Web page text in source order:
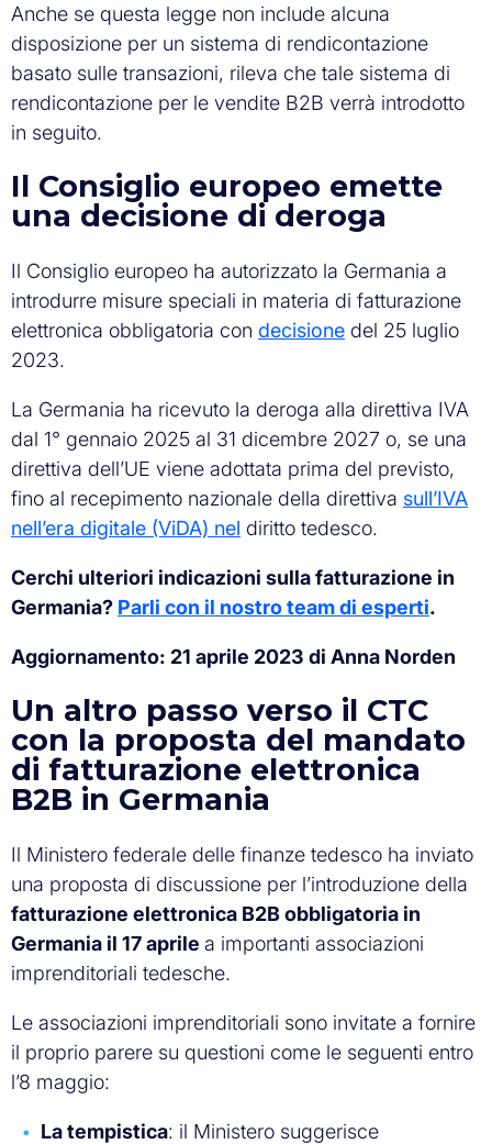
Anche se questa legge non include alcuna
disposizione per un sistema di rendicontazione
basato sulle transazioni, rileva che tale sistema di
rendicontazione per le vendite B2B verrà introdotto
in seguito.
Il Consiglio europeo emette
una decisione di deroga
Il Consiglio europeo ha autorizzato la Germania a
introdurre misure speciali in materia di fatturazione
elettronica obbligatoria con decisione del 25 luglio
2023.
La Germania ha ricevuto la deroga alla direttiva IVA
dal 1° gennaio 2025 al 31 dicembre 2027 o, se una
direttiva dell’UE viene adottata prima del previsto,
fino al recepimento nazionale della direttiva sull’IVA
nell’era digitale (ViDA) nel diritto tedesco.
Cerchi ulteriori indicazioni sulla fatturazione in
Germania? Parli con il nostro team di esperti.
Aggiornamento: 21 aprile 2023 di Anna Norden
Un altro passo verso il CTC
con la proposta del mandato
di fatturazione elettronica
B2B in Germania
Il Ministero federale delle finanze tedesco ha inviato
una proposta di discussione per l’introduzione della
fatturazione elettronica B2B obbligatoria in
Germania il 17 aprile a importanti associazioni
imprenditoriali tedesche.
Le associazioni imprenditoriali sono invitate a fornire
il proprio parere su questioni come le seguenti entro
l’8 maggio:
La tempistica: il Ministero suggerisce